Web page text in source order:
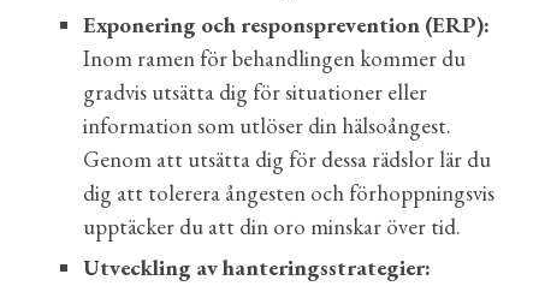
Exponering och responsprevention (ERP):
Inom ramen för behandlingen kommer du
gradvis utsätta dig för situationer eller
information som utlöser din hälsoångest.
Genom att utsätta dig för dessa rädslor lär du
dig att tolerera ångesten och förhoppningsvis
upptäcker du att din oro minskar över tid.
Utveckling av hanteringsstrategier: